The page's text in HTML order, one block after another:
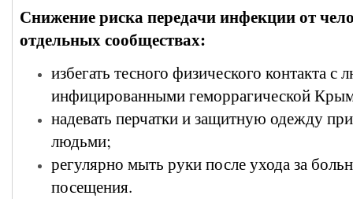
Снижение риска передачи инфекции от
отдельных сообществах:
избегать тесного физического контакта с
инфицированными геморрагической
надевать перчатки и защитную одежду
людьми;
регулярно мыть руки после ухода за
посещения.